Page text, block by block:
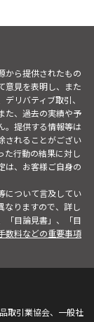
から提供されたもの
意見を表明し、また
リバティブ取引、
た、過去の実績や予
。提供する情報等は
されることがござい
た行動の結果に対し
は、お客様ご自身の
について言及してい
なりますので、詳し
「目論見書」、「目
数料などの重要事項
取引業協会、一般社